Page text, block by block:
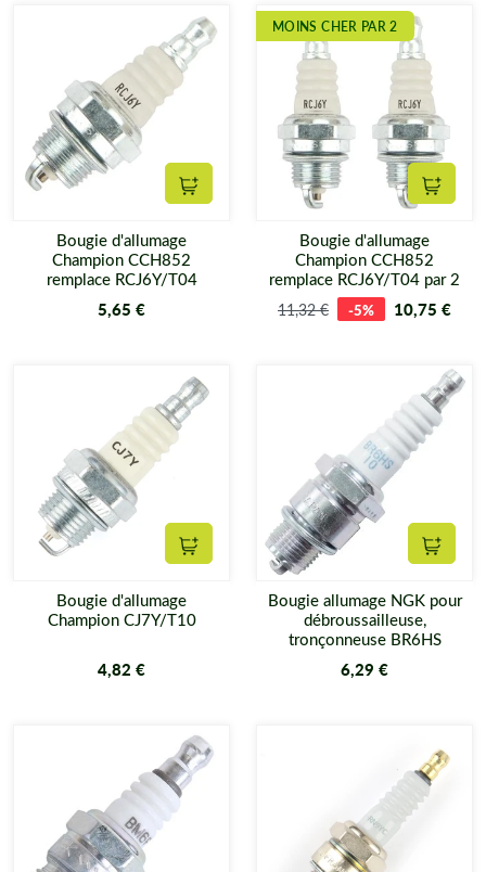
Ajouter au panier
Bougie d'allumage
Champion CCH852
remplace RCJ6Y/T04
5,65 €
MOINS CHER PAR 2
Bougie d'allumage
Champion CCH852
remplace RCJ6Y/T04 par 2
11,32 € -5% 10,75 €
Ajouter au panier
Bougie d'allumage
Champion CJ7Y/T10
4,82 €
Bougie allumage NGK pour
débroussailleuse,
tronçonneuse BR6HS
6,29 €